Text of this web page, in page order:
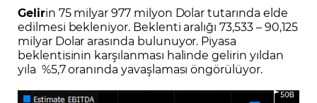
Gelirin 75 milyar 977 milyon Dolar tutarında elde
edilmesi bekleniyor. Beklenti aralığı 73,533 – 90,125
milyar Dolar arasında bulunuyor. Piyasa
beklentisinin karşılanması halinde gelirin yıldan
yıla %5,7 oranında yavaşlaması öngörülüyor.